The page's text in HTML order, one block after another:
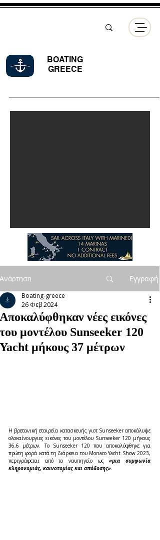
BOATING
GREECE
Ανάρτηση Εγγραφή
Αποκαλύφθηκαν νέες εικόνες
του μοντέλου Sunseeker 120
Yacht μήκους 37 μέτρων
Boating-greece
26 Φεβ 2024
Η βρετανική εταιρεία κατασκευής γιοτ Sunseeker αποκάλυψε
ολοκαίνουργιες εικόνες του μοντέλου Sunseeker 120 μήκους
36,6 μέτρων. Το Sunseeker 120 που αποκαλύφθηκε για
πρώτη φορά κατά τη διάρκεια του Monaco Yacht Show 2023,
περιγράφεται από το ναυπηγείο ως «μια συμφωνία
κληρονομιάς, καινοτομίας και απόδοσης».